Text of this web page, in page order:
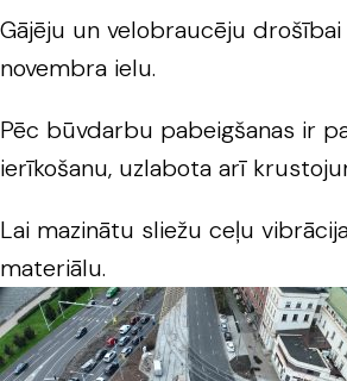
Gājēju un velobraucēju drošībai
novembra ielu.
Pēc būvdarbu pabeigšanas ir
ierīkošanu, uzlabota arī
Lai mazinātu sliežu ceļu
materiālu.